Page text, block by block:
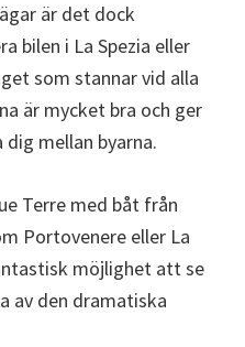
är det dock
bilen i La Spezia eller
som stannar vid alla
är mycket bra och ger
mellan byarna.
Terre med båt från
Portovenere eller La
möjlighet att se
av den dramatiska